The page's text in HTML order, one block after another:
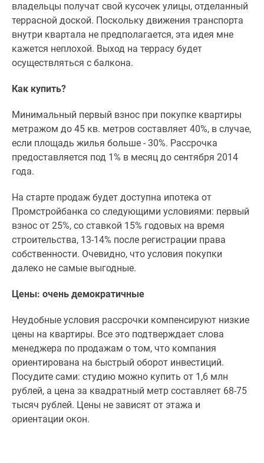
владельцы получат свой кусочек улицы, отделанный
террасной доской. Поскольку движения транспорта
внутри квартала не предполагается, эта идея мне
кажется неплохой. Выход на террасу будет
осуществляться с балкона.
Как купить?
Минимальный первый взнос при покупке квартиры
метражом до 45 кв. метров составляет 40%, в случае,
если площадь жилья больше - 30%. Рассрочка
предоставляется под 1% в месяц до сентября 2014
года.
На старте продаж будет доступна ипотека от
Промстройбанка со следующими условиями: первый
взнос от 25%, со ставкой 15% годовых на время
строительства, 13-14% после регистрации права
собственности. Очевидно, что условия покупки
далеко не самые выгодные.
Цены: очень демократичные
Неудобные условия рассрочки компенсируют низкие
цены на квартиры. Все это подтверждает слова
менеджера по продажам о том, что компания
ориентирована на быстрый оборот инвестиций.
Посудите сами: студию можно купить от 1,6 млн
рублей, а цена за квадратный метр составляет 68-75
тысяч рублей. Цены не зависят от этажа и
ориентации окон.